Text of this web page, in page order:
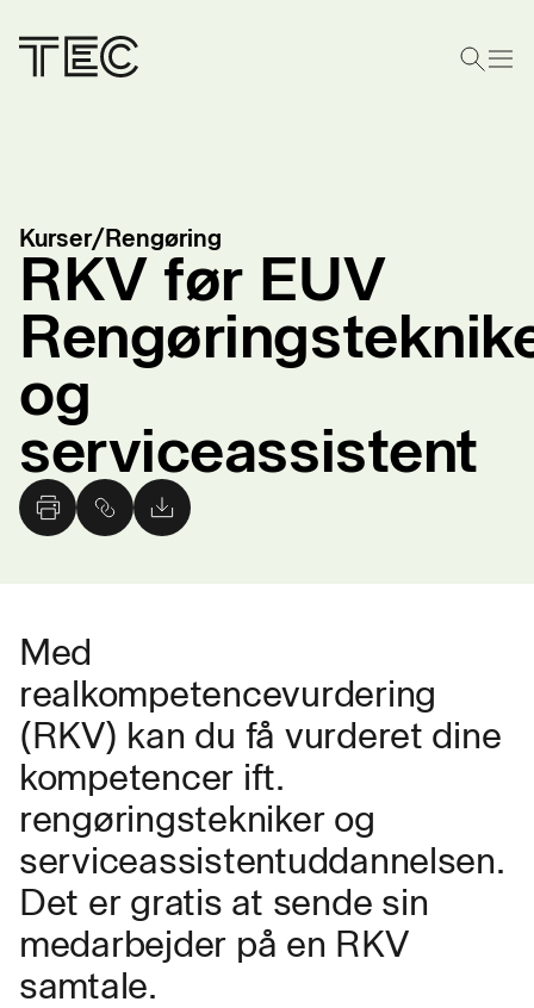
Kurser/Rengøring
RKV før EUV
og
serviceassistent
Med
realkompetencevurdering
(RKV) kan du få vurderet dine
kompetencer ift.
rengøringstekniker og
serviceassistentuddannelsen.
Det er gratis at sende sin
medarbejder på en RKV
samtale.